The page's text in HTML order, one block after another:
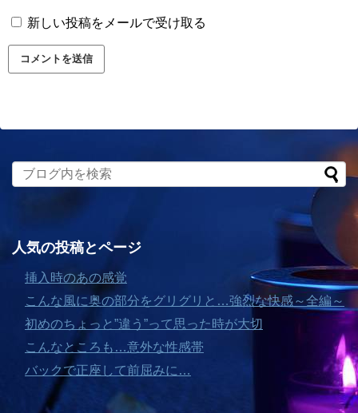
新しい投稿をメールで受け取る
人気の投稿とページ
挿入時のあの感覚
こんな風に奥の部分をグリグリと…強烈な快感～全編～
初めのちょっと”違う”って思った時が大切
こんなところも…意外な性感帯
バックで正座して前屈みに…